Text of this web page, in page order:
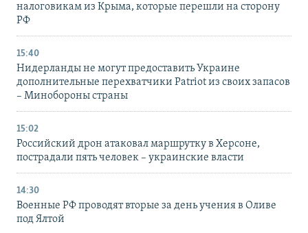
налоговикам из Крыма, которые перешли на сторону
РФ
15:40
Нидерланды не могут предоставить Украине
дополнительные перехватчики Patriot из своих запасов
– Минобороны страны
15:02
Российский дрон атаковал маршрутку в Херсоне,
пострадали пять человек – украинские власти
14:30
Военные РФ проводят вторые за день учения в Оливе
под Ялтой